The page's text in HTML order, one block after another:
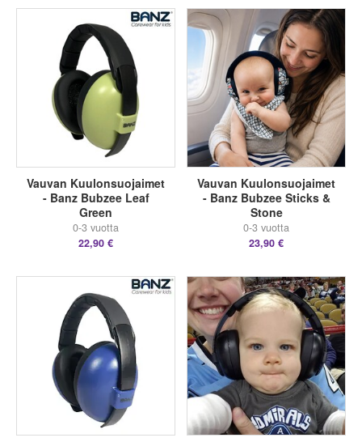
Vauvan Kuulonsuojaimet
- Banz Bubzee Leaf
Green
0-3 vuotta
22,90 €
Vauvan Kuulonsuojaimet
- Banz Bubzee Sticks &
Stone
0-3 vuotta
23,90 €